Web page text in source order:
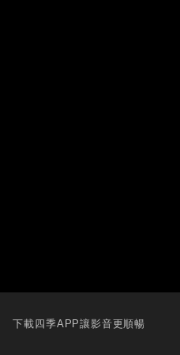
下載四季APP讓影音更順暢